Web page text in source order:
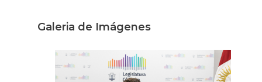
Galeria de Imágenes